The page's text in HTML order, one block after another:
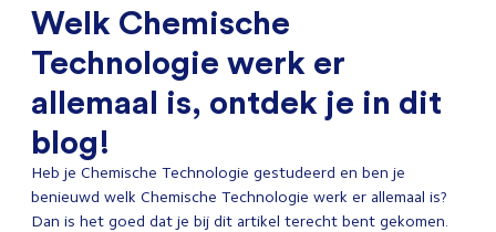
Welk Chemische
Technologie werk er
allemaal is, ontdek je in dit
blog!
Heb je Chemische Technologie gestudeerd en ben je
benieuwd welk Chemische Technologie werk er allemaal is?
Dan is het goed dat je bij dit artikel terecht bent gekomen.